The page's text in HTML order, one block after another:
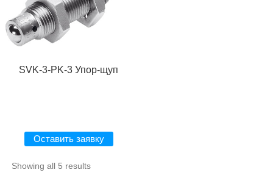
SVK-3-PK-3 Упор-щуп
Оставить заявку
Showing all 5 results